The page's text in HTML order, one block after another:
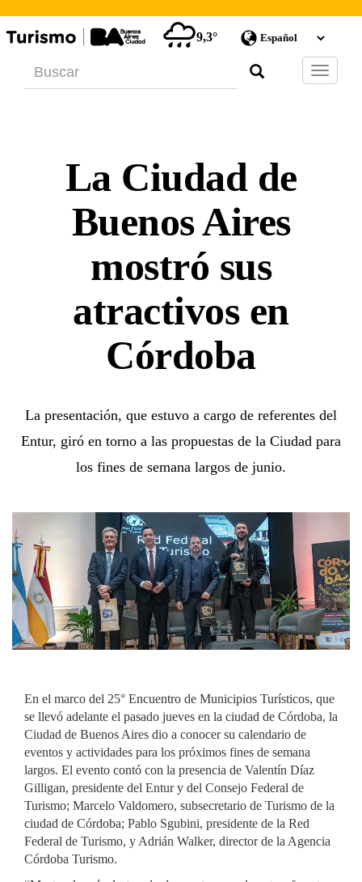
9,3°
Barra
de
La Ciudad de
Buenos Aires
mostró sus
atractivos en
Córdoba
La presentación, que estuvo a cargo de referentes del
Entur, giró en torno a las propuestas de la Ciudad para
los fines de semana largos de junio.
En el marco del 25° Encuentro de Municipios Turísticos, que
se llevó adelante el pasado jueves en la ciudad de Córdoba, la
Ciudad de Buenos Aires dio a conocer su calendario de
eventos y actividades para los próximos fines de semana
largos. El evento contó con la presencia de Valentín Díaz
Gilligan, presidente del Entur y del Consejo Federal de
Turismo; Marcelo Valdomero, subsecretario de Turismo de la
ciudad de Córdoba; Pablo Sgubini, presidente de la Red
Federal de Turismo, y Adrián Walker, director de la Agencia
Córdoba Turismo.